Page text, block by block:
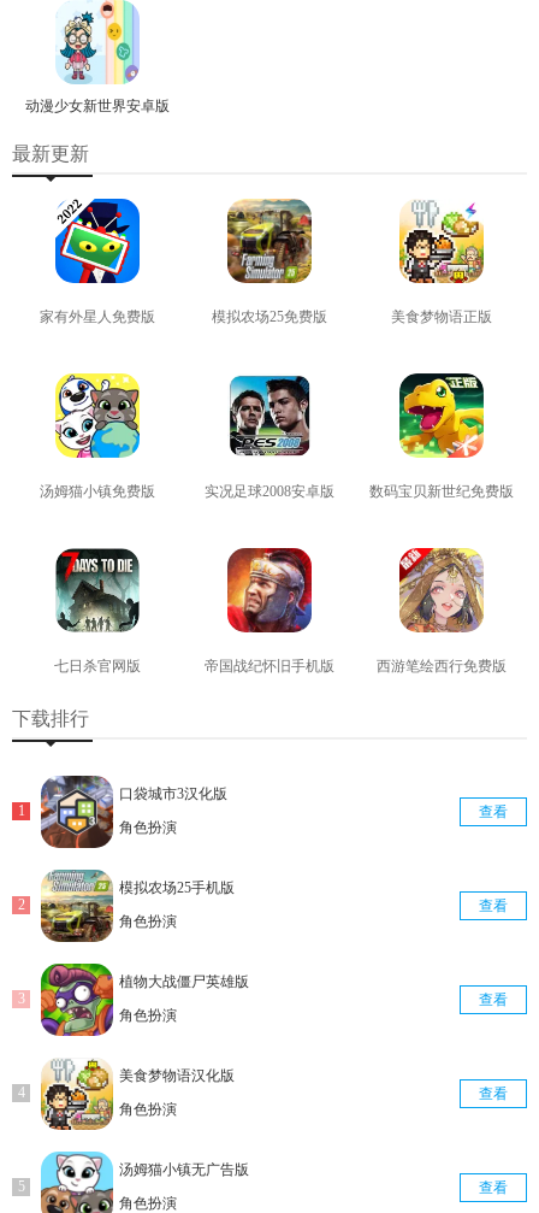
动漫少女新世界安卓版
最新更新
家有外星人免费版 模拟农场25免费版 美食梦物语正版
汤姆猫小镇免费版 实况足球2008安卓版 数码宝贝新世纪免费版
七日杀官网版 帝国战纪怀旧手机版 西游笔绘西行免费版
下载排行
口袋城市3汉化版
角色扮演
查看
模拟农场25手机版
角色扮演
查看
植物大战僵尸英雄版
角色扮演
查看
美食梦物语汉化版
角色扮演
查看
汤姆猫小镇无广告版
角色扮演
查看